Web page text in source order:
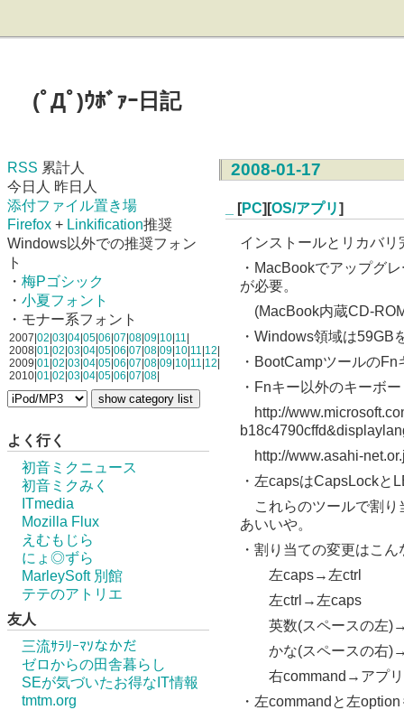
(ﾟДﾟ)ｳﾎﾞｧｰ日記
RSS 累計人
今日人 昨日人
添付ファイル置き場
Firefox + Linkification推奨
Windows以外での推奨フォン
ト
・ 梅Pゴシック
・ 小夏フォント
・モナー系フォント
2007| 02 03 04 05 06 07 08 09 10 11
2008| 01 02 03 04 05 06 07 08 09 10 11 12
2009| 01 02 03 04 05 06 07 08 09 10 11 12
2010| 01 02 03 04 05 06 07 08
よく行く
初音ミクニュース
初音ミクみく
ITmedia
Mozilla Flux
えむもじら
にょ◎ずら
MarleySoft 別館
テテのアトリエ
友人
三流ｻﾗﾘｰﾏｿなかだ
ゼロからの田舎暮らし
SEが気づいたお得なIT情報
tmtm.org
2008-01-17
[PC][OS/アプリ]
インストールとリカバ
・MacBookでアップグ
が必要。
(MacBook内蔵CD-
・Windows領域は59GB
・BootCampツールの
・Fnキー以外のキーボ
http://
http://www.asahi-
・左capsはCapsLockと
これらのツールで割り
あいいや。
・割り当ての変更はこん
左caps→左ctrl
左ctrl→左caps
英数(スペースの左)→
かな(スペースの右
右command→アプリ
・左commandと左